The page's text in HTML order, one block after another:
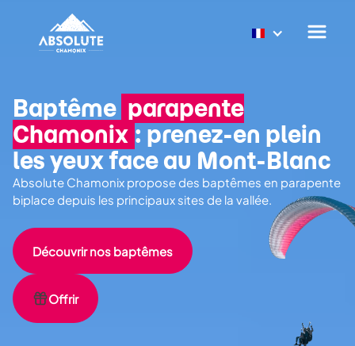
Baptême parapente
Chamonix : prenez-en plein
les yeux face au Mont-Blanc
Absolute Chamonix propose des baptêmes en parapente
biplace depuis les principaux sites de la vallée.
Découvrir nos baptêmes
Offrir